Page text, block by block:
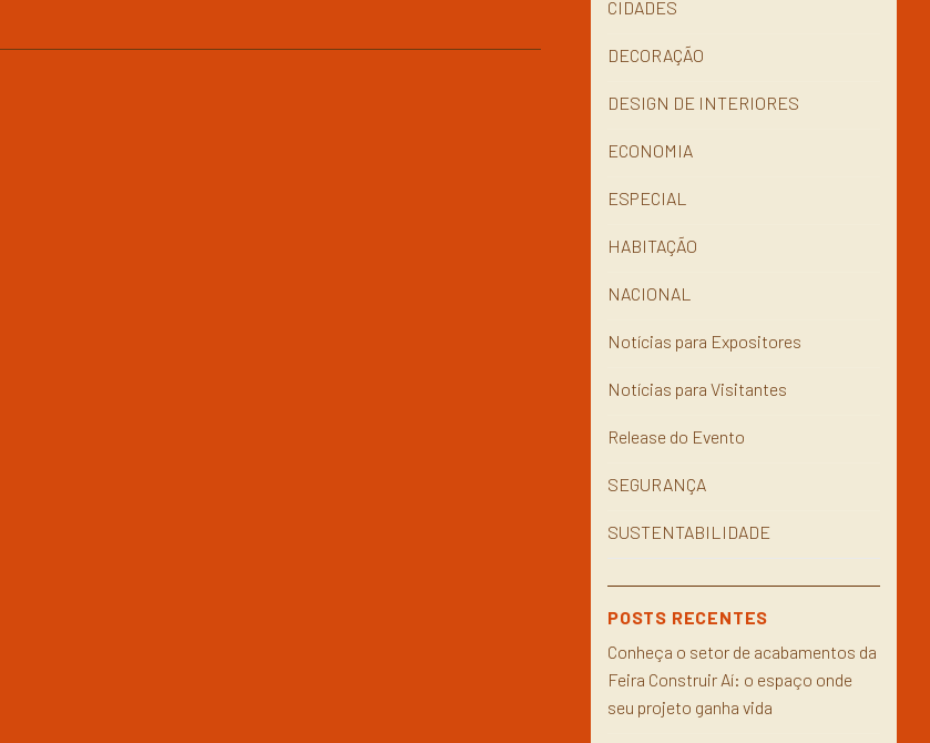
CIDADES
DECORAÇÃO
DESIGN DE INTERIORES
ECONOMIA
ESPECIAL
HABITAÇÃO
NACIONAL
Notícias para Expositores
Notícias para Visitantes
Release do Evento
SEGURANÇA
SUSTENTABILIDADE
POSTS RECENTES
Conheça o setor de acabamentos da
Feira Construir Aí: o espaço onde
seu projeto ganha vida